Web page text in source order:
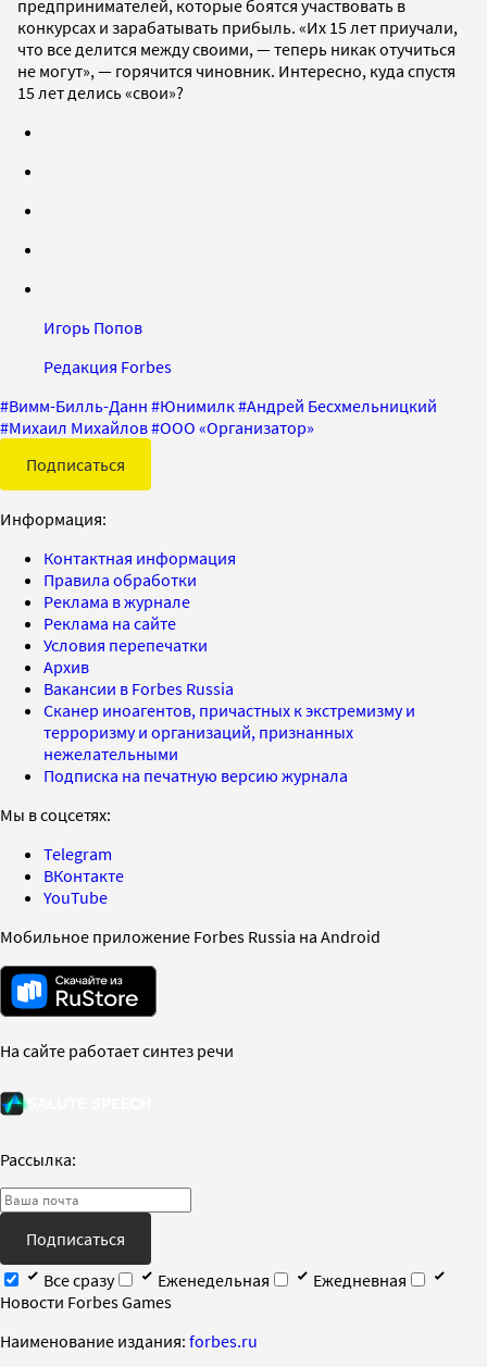
предпринимателей, которые боятся участвовать в
конкурсах и зарабатывать прибыль. «Их 15 лет приучали,
что все делится между своими, — теперь никак отучиться
не могут», — горячится чиновник. Интересно, куда спустя
15 лет делись «свои»?
Игорь Попов
Редакция Forbes
#Вимм-Билль-Данн #Юнимилк#Андрей Бесхмельницкий
#Михаил Михайлов#ООО «Организатор»
Подписаться
Информация:
Контактная информация
Правила обработки
Реклама в журнале
Реклама на сайте
Условия перепечатки
Архив
Вакансии в Forbes Russia
Сканер иноагентов, причастных к экстремизму и
терроризму и организаций, признанных
нежелательными
Подписка на печатную версию журнала
Мы в соцсетях:
Telegram
ВКонтакте
YouTube
Мобильное приложение Forbes Russia на Android
На сайте работает синтез речи
Рассылка:
Подписаться
Все сразу
Еженедельная
Ежедневная
Новости Forbes Games
Наименование издания: forbes.ru